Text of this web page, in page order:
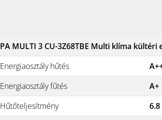
PA MULTI 3 CU-3Z68TBE Multi klíma kültéri
Energiaosztály hűtés
Energiaosztály fűtés
A+
Hűtőteljesítmény